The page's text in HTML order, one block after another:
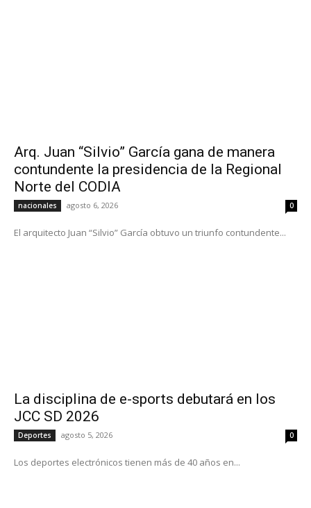
Arq. Juan “Silvio” García gana de manera
contundente la presidencia de la Regional
Norte del CODIA
nacionales agosto 6, 2026 0
El arquitecto Juan “Silvio” García obtuvo un triunfo contundente...
La disciplina de e-sports debutará en los
JCC SD 2026
Deportes agosto 5, 2026 0
Los deportes electrónicos tienen más de 40 años en...